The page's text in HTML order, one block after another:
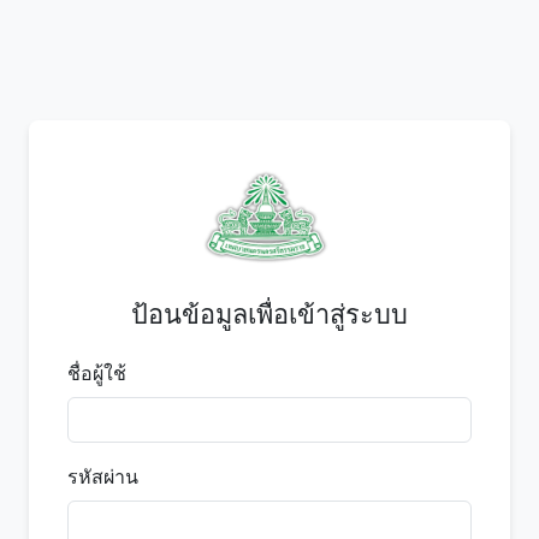
ป้อนข้อมูลเพื่อเข้าสู่ระบบ
ชื่อผู้ใช้
รหัสผ่าน